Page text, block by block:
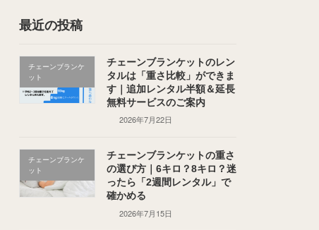
最近の投稿
チェーンブランケ
ット
チェーンブランケットのレン
タルは「重さ比較」ができま
す｜追加レンタル半額＆延長
無料サービスのご案内
2026年7月22日
チェーンブランケ
ット
チェーンブランケットの重さ
の選び方｜6キロ？8キロ？迷
ったら「2週間レンタル」で
確かめる
2026年7月15日